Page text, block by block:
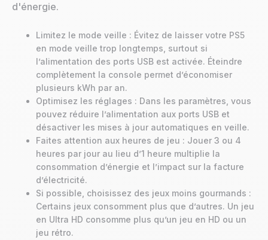
d'énergie.
Limitez le mode veille : Évitez de laisser votre PS5
en mode veille trop longtemps, surtout si
l’alimentation des ports USB est activée. Éteindre
complètement la console permet d’économiser
plusieurs kWh par an.
Optimisez les réglages : Dans les paramètres, vous
pouvez réduire l’alimentation aux ports USB et
désactiver les mises à jour automatiques en veille.
Faites attention aux heures de jeu : Jouer 3 ou 4
heures par jour au lieu d’1 heure multiplie la
consommation d’énergie et l’impact sur la facture
d’électricité.
Si possible, choisissez des jeux moins gourmands :
Certains jeux consomment plus que d’autres. Un jeu
en Ultra HD consomme plus qu’un jeu en HD ou un
jeu rétro.